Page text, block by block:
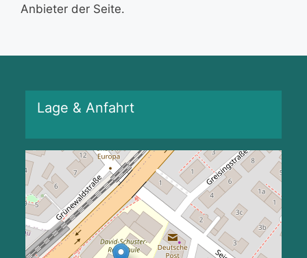
Anbieter der Seite.
Lage & Anfahrt